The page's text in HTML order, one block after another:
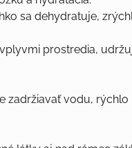
sa dehydratuje,
prostredia,
zadržiavať vodu, rýchlo